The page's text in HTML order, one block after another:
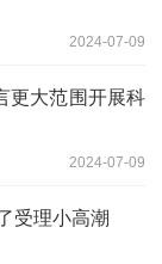
2024-07-09
更大范围开展科
2024-07-09
受理小高潮